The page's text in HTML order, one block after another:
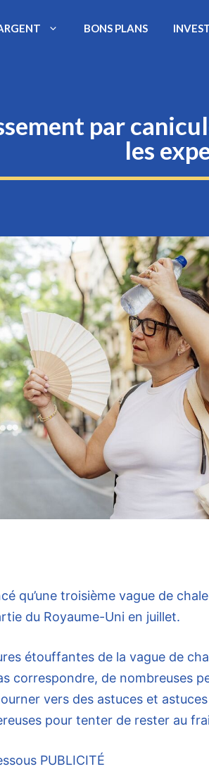
BONS PLANS
par
les
qu’une troisième vague de
du Royaume-Uni en juillet.
étouffantes de la vague de
correspondre, de nombreuses
vers des astuces et astuces
pour tenter de rester au
PUBLICITÉ